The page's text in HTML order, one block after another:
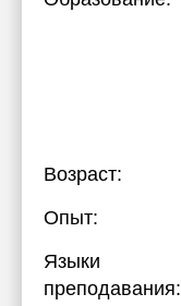
Возраст:
Опыт:
Языки
преподавания: